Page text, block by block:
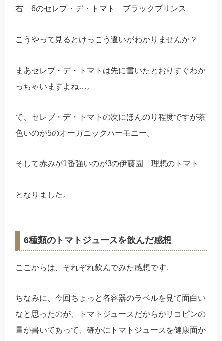
右 6のセレブ・デ・トマト ブラックプリンス
こうやって見るとけっこう違いがわかりませんか？
まあセレブ・デ・トマトは先に書いたとおりすぐわか
っちゃいますよね…。
で、セレブ・デ・トマトの次にほんのり程度ですが茶
色いのが5のオーガニックハーモニー。
そして赤みが1番強いのが3の伊藤園 理想のトマト
となりました。
6種類のトマトジュースを飲んだ感想
ここからは、それぞれ飲んでみた感想です。
ちなみに、今回ちょっと各容器のラベルを見て面白い
なと思ったのが、トマトジュースだからかリコピンの
量が書いてあって、確かにトマトジュースを健康面か